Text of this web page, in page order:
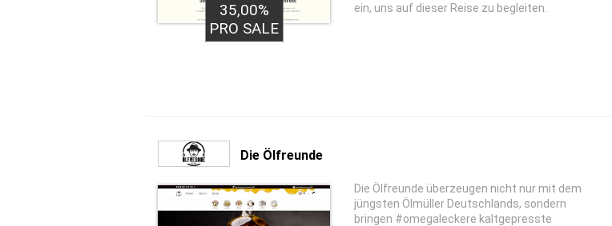
35,00%
PRO SALE
ein, uns auf dieser Reise zu begleiten.
Die Ölfreunde
Die Ölfreunde überzeugen nicht nur mit dem
jüngsten Ölmüller Deutschlands, sondern
bringen #omegaleckere kaltgepresste